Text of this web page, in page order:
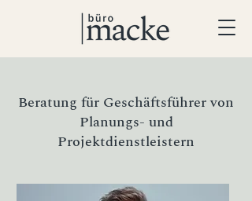
Beratung für Geschäftsführer von
Planungs- und
Projektdienstleistern